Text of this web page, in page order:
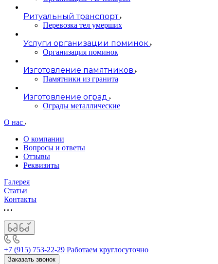
Ритуальный транспорт
Перевозка тел умерших
Услуги организации поминок
Организация поминок
Изготовление памятников
Памятники из гранита
Изготовление оград
Ограды металлические
О нас
О компании
Вопросы и ответы
Отзывы
Реквизиты
Галерея
Статьи
Контакты
+7 (915) 753-22-29 Работаем круглосуточно
Заказать звонок